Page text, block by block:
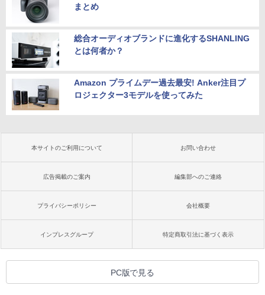
まとめ
総合オーディオブランドに進化するSHANLING
とは何者か？
Amazon プライムデー過去最安! Anker注目プ
ロジェクター3モデルを使ってみた
本サイトのご利用について お問い合わせ
広告掲載のご案内 編集部へのご連絡
プライバシーポリシー 会社概要
インプレスグループ 特定商取引法に基づく表示
PC版で見る